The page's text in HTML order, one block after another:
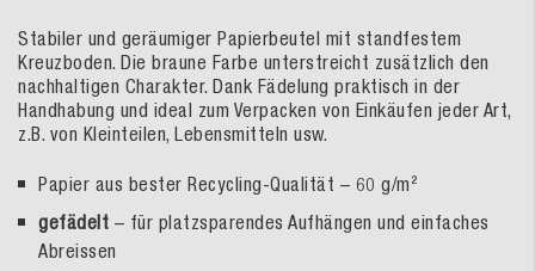
Stabiler und geräumiger Papierbeutel mit standfestem
Kreuzboden. Die braune Farbe unterstreicht zusätzlich den
nachhaltigen Charakter. Dank Fädelung praktisch in der
Handhabung und ideal zum Verpacken von Einkäufen jeder Art,
z.B. von Kleinteilen, Lebensmitteln usw.
Papier aus bester Recycling-Qualität – 60 g/m²
gefädelt – für platzsparendes Aufhängen und einfaches
Abreissen